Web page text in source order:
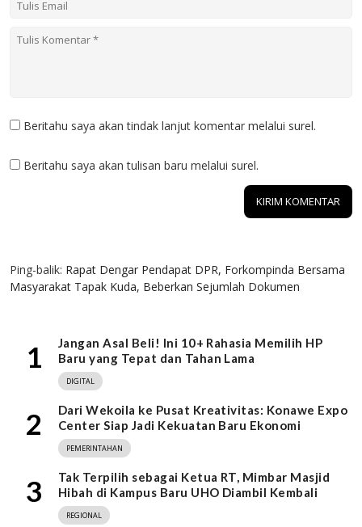
Beritahu saya akan tindak lanjut komentar melalui surel.
Beritahu saya akan tulisan baru melalui surel.
Ping-balik: Rapat Dengar Pendapat DPR, Forkompinda Bersama
Masyarakat Tapak Kuda, Beberkan Sejumlah Dokumen
1
Jangan Asal Beli! Ini 10+ Rahasia Memilih HP
Baru yang Tepat dan Tahan Lama
DIGITAL
2
Dari Wekoila ke Pusat Kreativitas: Konawe Expo
Center Siap Jadi Kekuatan Baru Ekonomi
PEMERINTAHAN
3
Tak Terpilih sebagai Ketua RT, Mimbar Masjid
Hibah di Kampus Baru UHO Diambil Kembali
REGIONAL